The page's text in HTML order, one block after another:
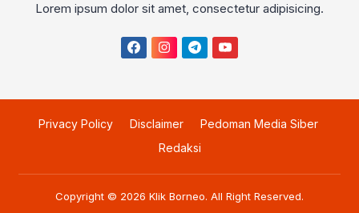
Lorem ipsum dolor sit amet, consectetur adipisicing.
Privacy Policy Disclaimer
Pedoman Media Siber
Redaksi
Copyright © 2026 Klik Borneo. All Right Reserved.